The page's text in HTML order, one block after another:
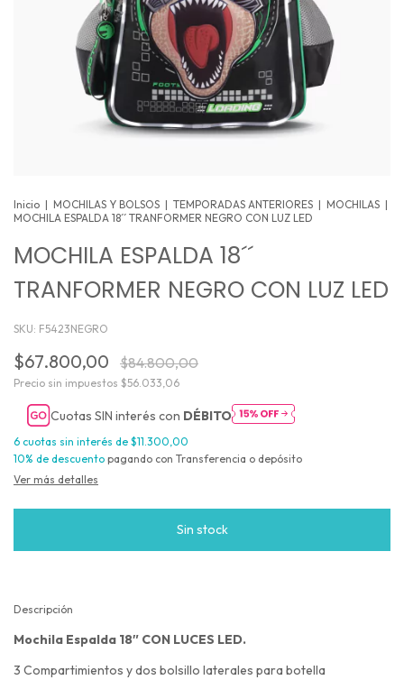
Inicio | MOCHILAS Y BOLSOS | TEMPORADAS ANTERIORES | MOCHILAS |
MOCHILA ESPALDA 18´´ TRANFORMER NEGRO CON LUZ LED
MOCHILA ESPALDA 18´´
TRANFORMER NEGRO CON LUZ LED
SKU: F5423NEGRO
$67.800,00 $84.800,00
Precio sin impuestos $56.033,06
Cuotas SIN interés con DÉBITO
6 cuotas sin interés de $11.300,00
10% de descuento pagando con Transferencia o depósito
Ver más detalles
Descripción
Mochila Espalda 18″ CON LUCES LED.
3 Compartimientos y dos bolsillo laterales para botella